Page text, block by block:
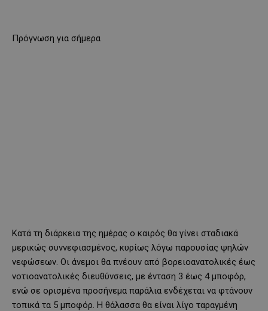
Πρόγνωση για σήμερα
Κατά τη διάρκεια της ημέρας ο καιρός θα γίνει σταδιακά
μερικώς συννεφιασμένος, κυρίως λόγω παρουσίας ψηλών
νεφώσεων. Οι άνεμοι θα πνέουν από βορειοανατολικές έως
νοτιοανατολικές διευθύνσεις, με ένταση 3 έως 4 μποφόρ,
ενώ σε ορισμένα προσήνεμα παράλια ενδέχεται να φτάνουν
τοπικά τα 5 μποφόρ. Η θάλασσα θα είναι λίγο ταραγμένη